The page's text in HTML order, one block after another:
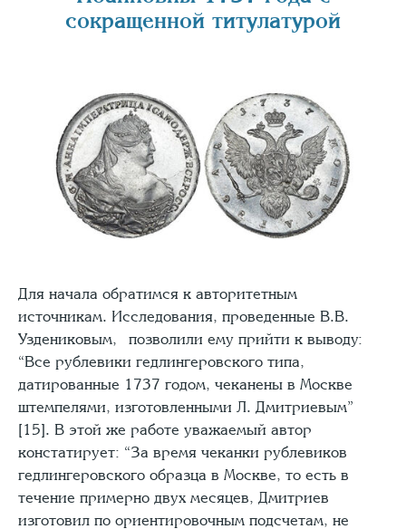
сокращенной титулатурой
Для начала обратимся к авторитетным
источникам. Исследования, проведенные В.В.
Уздениковым, позволили ему прийти к выводу:
“Все рублевики гедлингеровского типа,
датированные 1737 годом, чеканены в Москве
штемпелями, изготовленными Л. Дмитриевым”
[15]. В этой же работе уважае­мый автор
констатирует: “За время чеканки рублевиков
гедлингеровского образца в Москве, то есть в
течение примерно двух месяцев, Дмитриев
изготовил по ориентиро­вочным подсчетам, не